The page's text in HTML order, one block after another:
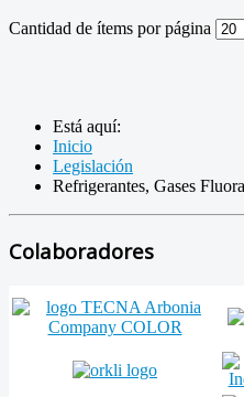
Cantidad de ítems por página
Está aquí:
Inicio
Legislación
Refrigerantes, Gases
Colaboradores